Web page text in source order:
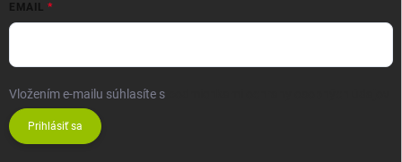
EMAIL
Vložením e-mailu súhlasíte s
Prihlásiť sa